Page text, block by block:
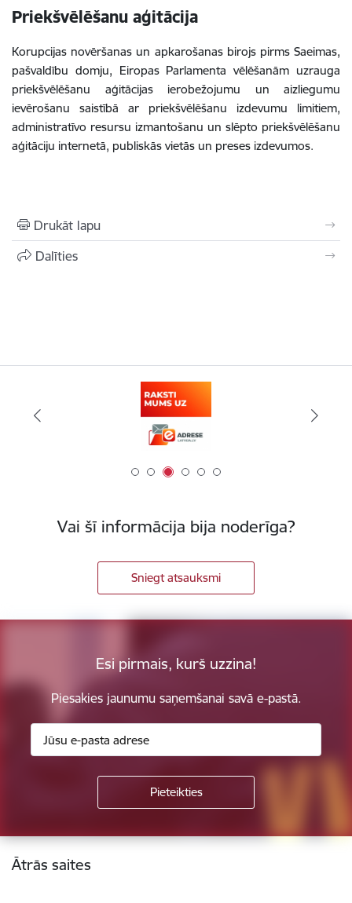
Priekšvēlēšanu aģitācija
Korupcijas novēršanas un apkarošanas birojs pirms Saeimas,
pašvaldību domju, Eiropas Parlamenta vēlēšanām uzrauga
priekšvēlēšanu aģitācijas ierobežojumu un aizliegumu
ievērošanu saistībā ar priekšvēlēšanu izdevumu limitiem,
administratīvo resursu izmantošanu un slēpto priekšvēlēšanu
aģitāciju internetā, publiskās vietās un preses izdevumos.
Drukāt lapu
Dalīties
Vai šī informācija bija noderīga?
Sniegt atsauksmi
Esi pirmais, kurš uzzina!
Piesakies jaunumu saņemšanai savā e-pastā.
Kājene
Ātrās saites